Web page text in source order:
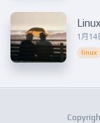
1月14
linux